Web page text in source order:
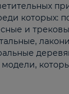
которых:
и